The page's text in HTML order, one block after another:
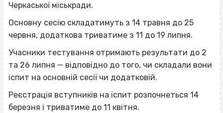
Черкаської міськради.
Основну сесію складатимуть з 14 травня до 25
червня, додаткова триватиме з 11 до 19 липня.
Учасники тестування отримають результати до 2
та 26 липня — відповідно до того, чи складали вони
іспит на основній сесії чи додатковій.
Реєстрація вступників на іспит розпочнеться 14
березня і триватиме до 11 квітня.